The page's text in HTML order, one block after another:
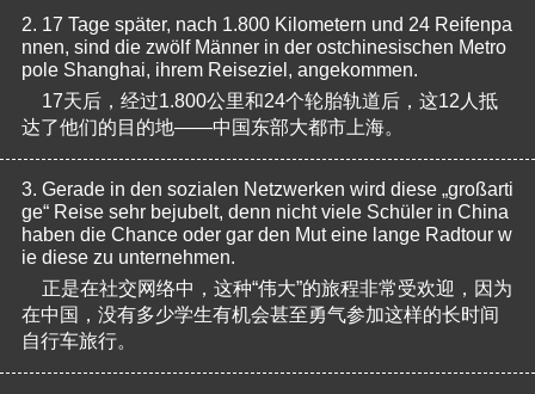
2. 17 Tage später, nach 1.800 Kilometern und 24 Reifenpa
nnen, sind die zwölf Männer in der ostchinesischen Metro
pole Shanghai, ihrem Reiseziel, angekommen.
17天后，经过1.800公里和24个轮胎轨道后，这12人抵
达了他们的目的地——中国东部大都市上海。
3. Gerade in den sozialen Netzwerken wird diese „großarti
ge“ Reise sehr bejubelt, denn nicht viele Schüler in China
haben die Chance oder gar den Mut eine lange Radtour w
ie diese zu unternehmen.
正是在社交网络中，这种“伟大”的旅程非常受欢迎，因为
在中国，没有多少学生有机会甚至勇气参加这样的长时间
自行车旅行。